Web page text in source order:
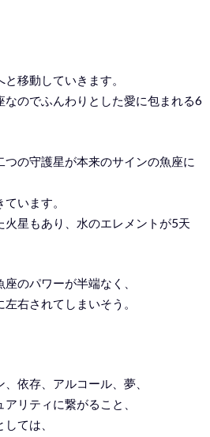
移動していきます。
なのでふんわりとした愛に包まれる6
の守護星が本来のサインの魚座に
います。
星もあり、水のエレメントが5天
のパワーが半端なく、
右されてしまいそう。
依存、アルコール、夢、
リティに繋がること、
ては、